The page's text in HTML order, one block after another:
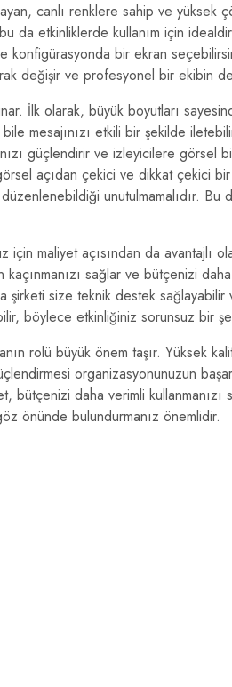
canlı renklere sahip ve yüksek
da etkinliklerde kullanım için
konfigürasyonda bir ekran
değişir ve profesyonel bir ekibin
İlk olarak, büyük boyutları
mesajınızı etkili bir şekilde
güçlendirir ve izleyicilere görsel
açıdan çekici ve dikkat çekici
unutulmamalıdır. Bu
için maliyet açısından da avantajlı
sağlar ve bütçenizi
size teknik destek sağlayabilir
böylece etkinliğiniz sorunsuz bir
rolü büyük önem taşır. Yüksek
organizasyonunuzun
bütçenizi daha verimli kullanmanızı
önünde bulundurmanız önemlidir.